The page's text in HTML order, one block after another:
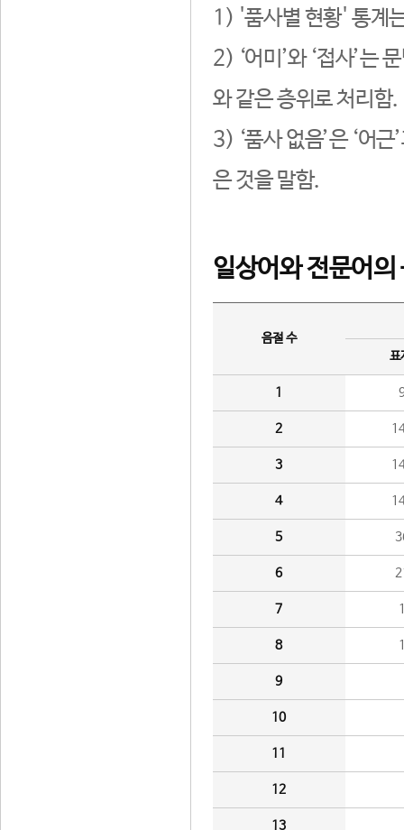
1) '품사별 현황' 통계
2) ‘어미’와 ‘접사’는
와 같은 층위로 처리함.
3) ‘품사 없음’은 ‘어
은 것을 말함.
일상어와 전문어의
음절 수
표
1
2
3
4
5
6
7
8
9
10
11
12
13